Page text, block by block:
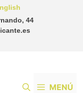
44
MENÚ